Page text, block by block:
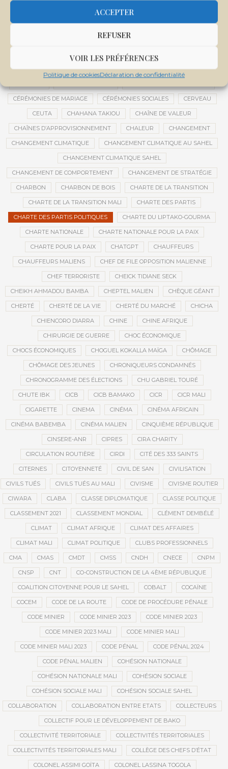
ACCEPTER
REFUSER
VOIR LES PRÉFÉRENCES
Politique de cookiesDéclaration de confidentialité
CENTRE DE SANTÉ COMMUNAUTAIRE
CENTRE INTERNATIONAL DE CONFÉRENCES DE BAMAKO
CENTRE MALI
CENTRE NATIONAL DES EXAMENS ET CONCOURS DE L’ÉDUCATION
CENTRES DE DONNÉES CERCLE DE RÉFLEXION À DISTANCE
CÉRÉMONIES DE MARIAGE CÉRÉMONIES SOCIALES CERVEAU
CEUTA CHAHANA TAKIOU CHAÎNE DE VALEUR
CHAÎNES D’APPROVISIONNEMENT CHALEUR CHANGEMENT
CHANGEMENT CLIMATIQUE CHANGEMENT CLIMATIQUE AU SAHEL
CHANGEMENT CLIMATIQUE SAHEL
CHANGEMENT DE COMPORTEMENT CHANGEMENT DE STRATÉGIE
CHARBON CHARBON DE BOIS CHARTE DE LA TRANSITION
CHARTE DE LA TRANSITION MALI CHARTE DES PARTIS
CHARTE DES PARTIS POLITIQUES CHARTE DU LIPTAKO-GOURMA
CHARTE NATIONALE CHARTE NATIONALE POUR LA PAIX
CHARTE POUR LA PAIX CHATGPT CHAUFFEURS
CHAUFFEURS MALIENS CHEF DE FILE OPPOSITION MALIENNE
CHEF TERRORISTE CHEICK TIDIANE SECK
CHEIKH AHMADOU BAMBA CHEPTEL MALIEN CHÈQUE GÉANT
CHERTÉ CHERTÉ DE LA VIE CHERTÉ DU MARCHÉ CHICHA
CHIENCORO DIARRA CHINE CHINE AFRIQUE
CHIRURGIE DE GUERRE CHOC ÉCONOMIQUE
CHOCS ÉCONOMIQUES CHOGUEL KOKALLA MAÏGA CHÔMAGE
CHÔMAGE DES JEUNES CHRONIQUEURS CONDAMNÉS
CHRONOGRAMME DES ÉLECTIONS CHU GABRIEL TOURÉ
CHUTE IBK CICB CICB BAMAKO CICR CICR MALI
CIGARETTE CINEMA CINÉMA CINÉMA AFRICAIN
CINÉMA BABEMBA CINÉMA MALIEN CINQUIÈME RÉPUBLIQUE
CINSERE-ANR CIPRES CIRA CHARITY
CIRCULATION ROUTIÈRE CIRDI CITÉ DES 333 SAINTS
CITERNES CITOYENNETÉ CIVIL DE SAN CIVILISATION
CIVILS TUÉS CIVILS TUÉS AU MALI CIVISME CIVISME ROUTIER
CIWARA CLABA CLASSE DIPLOMATIQUE CLASSE POLITIQUE
CLASSEMENT 2021 CLASSEMENT MONDIAL CLÉMENT DEMBÉLÉ
CLIMAT CLIMAT AFRIQUE CLIMAT DES AFFAIRES
CLIMAT MALI CLIMAT POLITIQUE CLUBS PROFESSIONNELS
CMA CMAS CMDT CMSS CNDH CNECE CNPM
CNSP CNT CO-CONSTRUCTION DE LA 4ÈME RÉPUBLIQUE
COALITION CITOYENNE POUR LE SAHEL COBALT COCAÏNE
COCEM CODE DE LA ROUTE CODE DE PROCÉDURE PÉNALE
CODE MINIER CODE MINIER 2023 CODE MINIER 2023
CODE MINIER 2023 MALI CODE MINIER MALI
CODE MINIER MALI 2023 CODE PÉNAL CODE PÉNAL 2024
CODE PÉNAL MALIEN COHÉSION NATIONALE
COHÉSION NATIONALE MALI COHÉSION SOCIALE
COHÉSION SOCIALE MALI COHÉSION SOCIALE SAHEL
COLLABORATION COLLABORATION ENTRE ETATS COLLECTEURS
COLLECTIF POUR LE DÉVELOPPEMENT DE BAKO
COLLECTIVITÉ TERRITORIALE COLLECTIVITÉS TERRITORIALES
COLLECTIVITÉS TERRITORIALES MALI COLLÈGE DES CHEFS D’ÉTAT
COLONEL ASSIMI GOÏTA COLONEL LASSINA TOGOLA